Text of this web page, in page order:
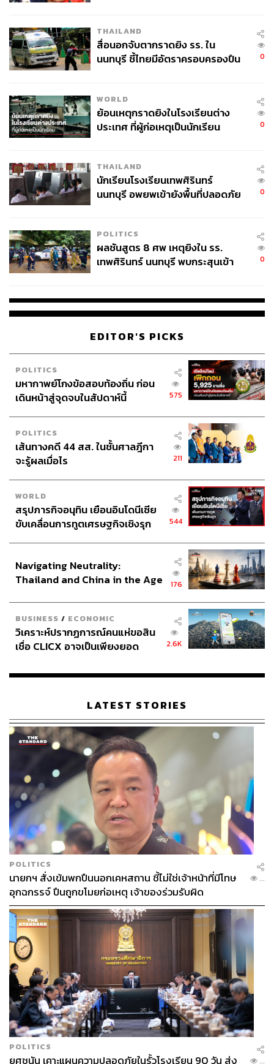
THAILAND
สื่อนอกจับตากราดยิง รร. ใน
นนทบุรี ชี้ไทยมีอัตราครอบครองปืน
0
WORLD
ย้อนเหตุกราดยิงในโรงเรียนต่าง
ประเทศ ที่ผู้ก่อเหตุเป็นนักเรียน
0
THAILAND
นักเรียนโรงเรียนเทพศิรินทร์
นนทบุรี อพยพเข้ายังพื้นที่ปลอดภัย
0
POLITICS
ผลชันสูตร 8 ศพ เหตุยิงใน รร.
เทพศิรินทร์ นนทบุรี พบกระสุนเข้า
0
EDITOR'S PICKS
POLITICS
มหากาพย์โกงข้อสอบท้องถิ่น ก่อน
เดินหน้าสู่จุดจบในสัปดาห์นี้
575
POLITICS
เส้นทางคดี 44 สส. ในชั้นศาลฎีกา
จะรู้ผลเมื่อไร
211
WORLD
สรุปภารกิจอนุทิน เยือนอินโดนีเซีย
ขับเคลื่อนการทูตเศรษฐกิจเชิงรุก
544
Navigating Neutrality:
Thailand and China in the Age
176
BUSINESS / ECONOMIC
วิเคราะห์ปรากฏการณ์คนแห่ขอสิน
เชื่อ CLICX อาจเป็นเพียงยอด
เรือนไทยที่ถูกซุกไว้
2.6K
LATEST STORIES
POLITICS
นายกฯ สั่งเข้มพกปืนนอกเคหสถาน ชี้ไม่ใช่เจ้าหน้าที่มีโทษ
อุกฉกรรจ์ ปืนถูกขโมยก่อเหตุ เจ้าของร่วมรับผิด
...
POLITICS
ยศชนัน เคาะแผนความปลอดภัยในรั้วโรงเรียน 90 วัน ส่ง ...